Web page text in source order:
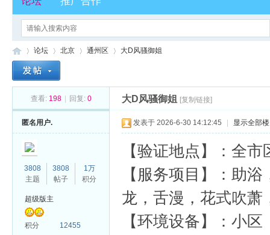
论坛
›
北京
›
通州区 大D风骚御姐
查看: 198 回复: 0 大D风骚御姐 [复制链接]
匿名用户.
3808
主题
3808
帖子
1万
积分
超级版主
积分 12455
发表于 2026-6-30 14:12:45 显示全部
【验证地点】：全市
【服务项目】：助
龙，舌漫，花式吹萧
【环境设备】：小区